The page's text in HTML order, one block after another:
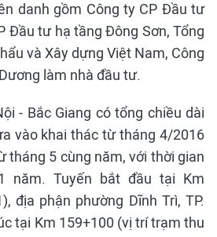
danh gồm Công ty CP Đầu tư
Đầu tư hạ tầng Đông Sơn, Tổng
và Xây dựng Việt Nam, Công
làm nhà đầu tư.
- Bắc Giang có tổng chiều dài
vào khai thác từ tháng 4/2016
tháng 5 cùng năm, với thời gian
năm. Tuyến bắt đầu tại Km
địa phận phường Dĩnh Trì, TP.
tại Km 159+100 (vị trí trạm thu